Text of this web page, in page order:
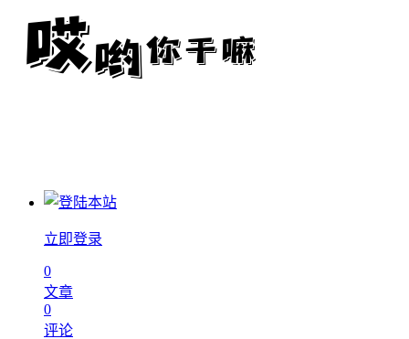
立即登录
0
文章
0
评论